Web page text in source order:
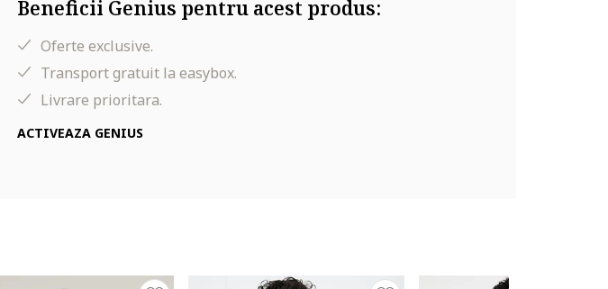
Beneficii Genius pentru acest produs:
Oferte exclusive.
Transport gratuit la easybox.
Livrare prioritara.
ACTIVEAZA GENIUS